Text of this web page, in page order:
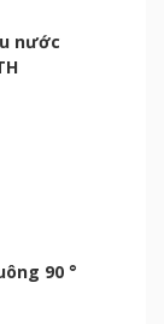
nước
90 °